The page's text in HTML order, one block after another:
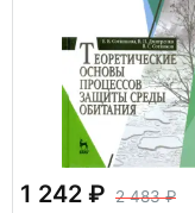
1 242
2 483